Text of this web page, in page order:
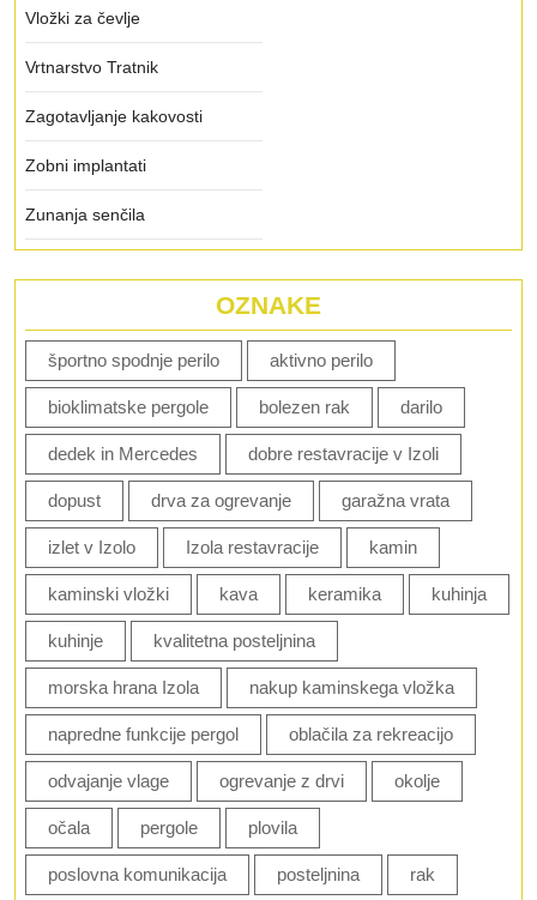
Vložki za čevlje
Vrtnarstvo Tratnik
Zagotavljanje kakovosti
Zobni implantati
Zunanja senčila
OZNAKE
športno spodnje perilo aktivno perilo
bioklimatske pergole bolezen rak darilo
dedek in Mercedes dobre restavracije v Izoli
dopust drva za ogrevanje garažna vrata
izlet v Izolo Izola restavracije kamin
kaminski vložki kava keramika kuhinja
kuhinje kvalitetna posteljnina
morska hrana Izola nakup kaminskega vložka
napredne funkcije pergol oblačila za rekreacijo
odvajanje vlage ogrevanje z drvi okolje
očala pergole plovila
poslovna komunikacija posteljnina rak